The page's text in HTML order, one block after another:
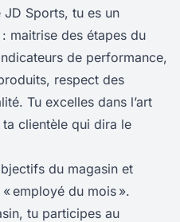
Sports, tu es un
maitrise des étapes du
de performance,
respect des
Tu excelles dans l’art
ta clientèle qui dira le
du magasin et
employé du mois ».
tu participes au